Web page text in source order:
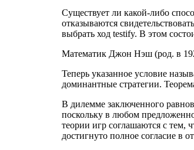
Существует ли какой-либо
отказываются
выбрать ход testify. В этом
Математик Джон Нэш (род. в
Теперь указанное условие
доминантные стратегии.
В дилемме заключенного
поскольку в любом
теории игр соглашаются с тем,
достигнуто полное согласие в